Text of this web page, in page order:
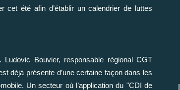
été afin d’établir un calendrier de luttes
Bouvier, responsable régional CGT
déjà présente d’une certaine façon dans les
Un secteur où l’application du "CDI de